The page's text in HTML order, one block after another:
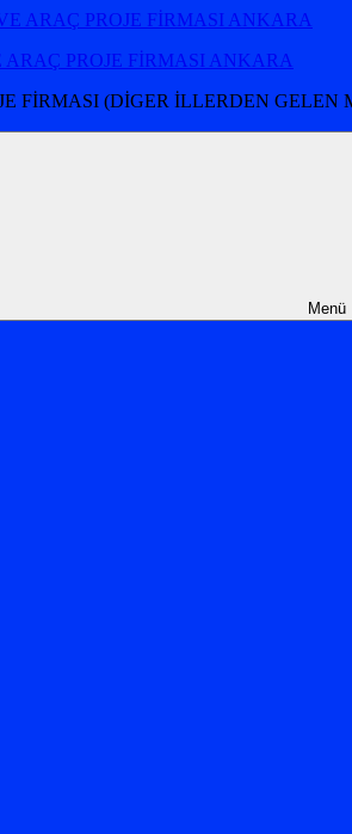
PROJE FİRMASI ANKARA
FİRMASI (DİGER İLLERDEN GELEN
Menü